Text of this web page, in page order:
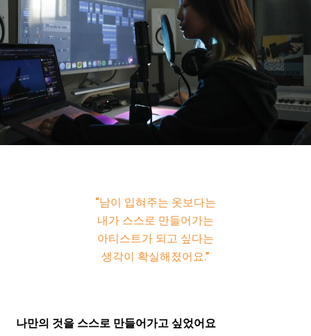
“남이 입혀주는 옷보다는
내가 스스로 만들어가는
아티스트가 되고 싶다는
생각이 확실해졌어요.”
나만의 것을 스스로 만들어가고 싶었어요